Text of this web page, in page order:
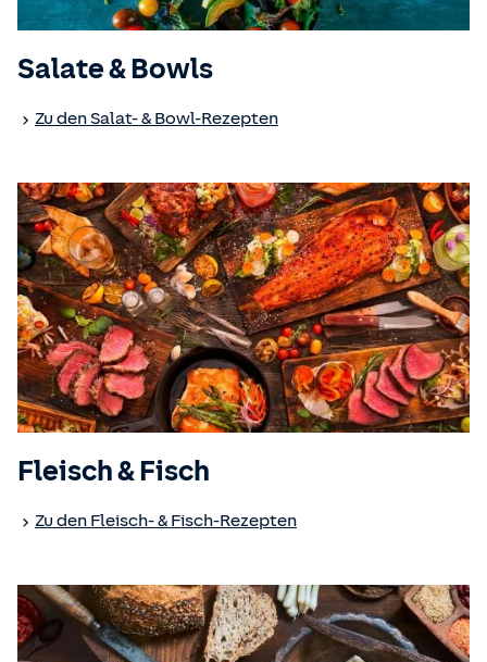
Salate & Bowls
Zu den Salat- & Bowl-Rezepten
Fleisch & Fisch
Zu den Fleisch- & Fisch-Rezepten